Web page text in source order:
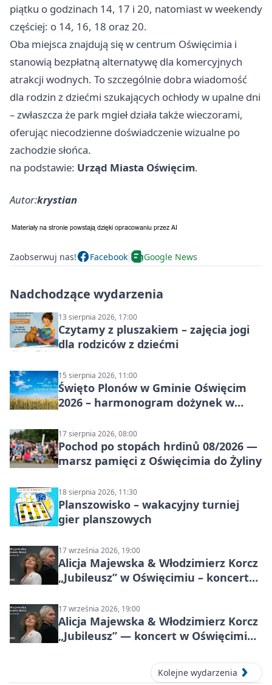
piątku o godzinach 14, 17 i 20, natomiast w weekendy
częściej: o 14, 16, 18 oraz 20.
Oba miejsca znajdują się w centrum Oświęcimia i
stanowią bezpłatną alternatywę dla komercyjnych
atrakcji wodnych. To szczególnie dobra wiadomość
dla rodzin z dziećmi szukających ochłody w upalne dni
– zwłaszcza że park mgieł działa także wieczorami,
oferując niecodzienne doświadczenie wizualne po
zachodzie słońca.
na podstawie: Urząd Miasta Oświęcim.
Autor:krystian
Zaobserwuj nas! Facebook Google News
Nadchodzące wydarzenia
13 sierpnia 2026, 17:00
Czytamy z pluszakiem – zajęcia jogi
dla rodziców z dziećmi
15 sierpnia 2026, 11:00
Święto Plonów w Gminie Oświęcim
2026 – harmonogram dożynek w
17 sierpnia 2026, 08:00
Pochod po stopách hrdinů 08/2026 —
marsz pamięci z Oświęcimia do Żyliny
18 sierpnia 2026, 11:30
Planszowisko – wakacyjny turniej
gier planszowych
17 września 2026, 19:00
Alicja Majewska & Włodzimierz Korcz
„Jubileusz” w Oświęcimiu – koncert
17 września 2026, 19:00
Alicja Majewska & Włodzimierz Korcz
„Jubileusz” — koncert w Oświęcimiu,
Kolejne wydarzenia